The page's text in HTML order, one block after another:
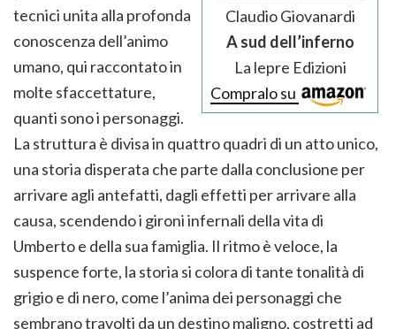
Claudio Giovanardi
A sud dell’inferno
La lepre Edizioni
Compralo su
tecnici unita alla profonda
conoscenza dell’animo
umano, qui raccontato in
molte sfaccettature,
quanti sono i personaggi.
La struttura è divisa in quattro quadri di un atto unico,
una storia disperata che parte dalla conclusione per
arrivare agli antefatti, dagli effetti per arrivare alla
causa, scendendo i gironi infernali della vita di
Umberto e della sua famiglia. Il ritmo è veloce, la
suspence forte, la storia si colora di tante tonalità di
grigio e di nero, come l’anima dei personaggi che
sembrano travolti da un destino maligno, costretti ad